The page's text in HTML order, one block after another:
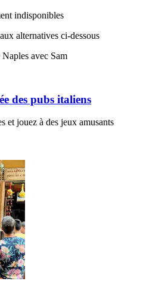
indisponibles
alternatives ci-dessous
des pubs italiens
et jouez à des jeux amusants